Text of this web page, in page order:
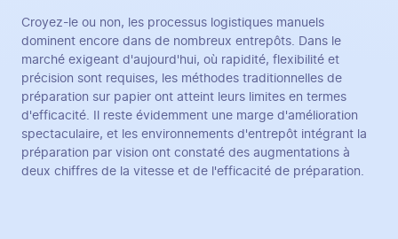
Croyez-le ou non, les processus logistiques manuels
dominent encore dans de nombreux entrepôts. Dans le
marché exigeant d'aujourd'hui, où rapidité, flexibilité et
précision sont requises, les méthodes traditionnelles de
préparation sur papier ont atteint leurs limites en termes
d'efficacité. Il reste évidemment une marge d'amélioration
spectaculaire, et les environnements d'entrepôt intégrant la
préparation par vision ont constaté des augmentations à
deux chiffres de la vitesse et de l'efficacité de préparation.